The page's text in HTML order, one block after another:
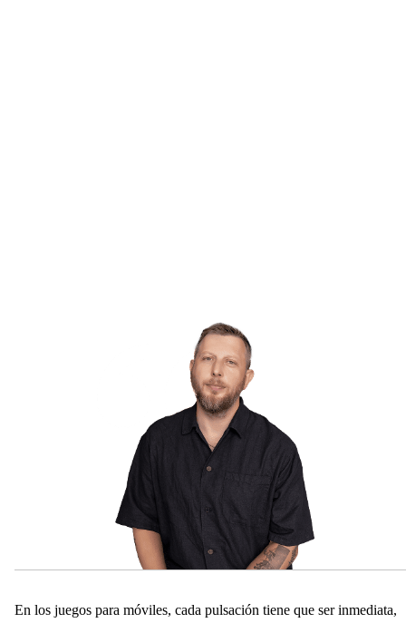
En los juegos para móviles, cada pulsación tiene que ser inmediata,